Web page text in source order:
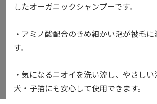
したオーガニックシャンプーです。
・アミノ酸配合のきめ細かい泡が被毛
す。
・気になるニオイを洗い流し、やさし
犬・子猫にも安心して使用できます。